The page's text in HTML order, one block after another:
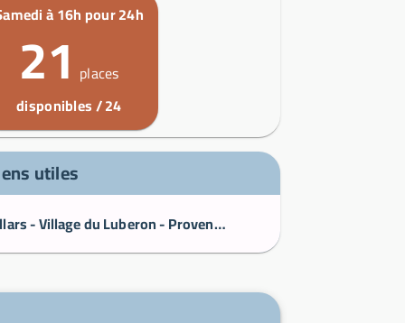
à 16h pour 24h
21 places
disponibles / 24
utiles
Villars - Village du Luberon - Provence Web